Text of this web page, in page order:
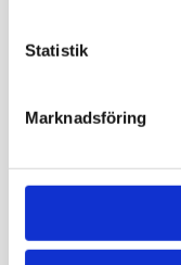
Statistik
Marknadsföring